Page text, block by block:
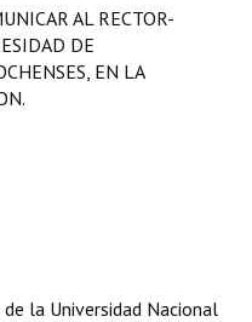
AL RECTOR-
DE
EN LA
la Universidad Nacional